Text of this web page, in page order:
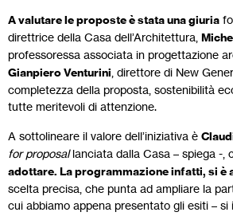
A valutare le proposte è stata una giuria
direttrice della Casa dell’Architettura,
professoressa associata in progettazione
Gianpiero Venturini , direttore di New
completezza della proposta, sostenibilità
tutte meritevoli di attenzione.
A sottolineare il valore dell’iniziativa è
for proposallanciata dalla Casa – spiega -,
adottare. La programmazione infatti, si
scelta precisa, che punta ad ampliare la
cui abbiamo appena presentato gli esiti – si